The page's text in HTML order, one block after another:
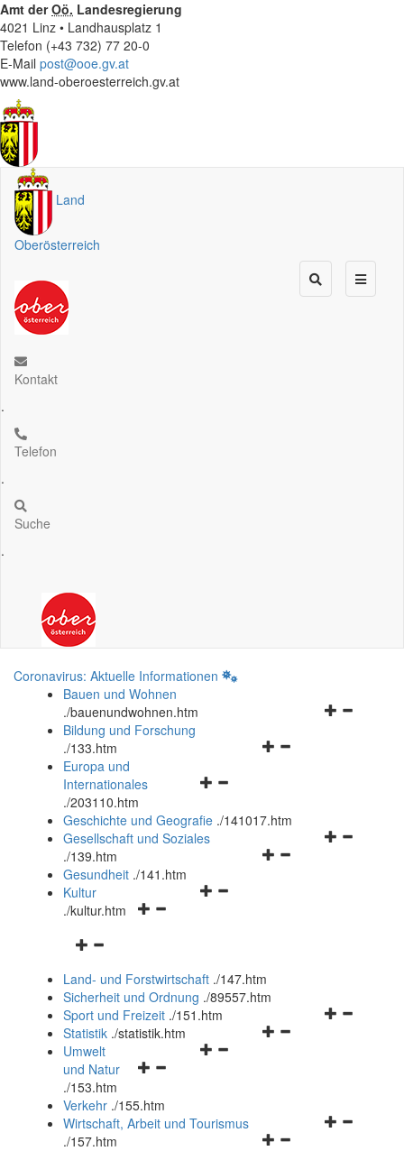
Amt derOö. Landesregierung
4021 Linz • Landhausplatz 1
Telefon (+43 732) 77 20-0
E-Mail post@ooe.gv.at
www.land-oberoesterreich.gv.at
Land
Oberösterreich
Kontakt
.
Telefon
.
Suche
.
Coronavirus: Aktuelle Informationen
Bauen und Wohnen
./bauenundwohnen.htm
Navigationsmenü
Bildung und Forschung
./133.htm
Navigationsmenü
und
schließen
Europa und
Internationales
./203110.htm
Geschichte und Geografie ./141017.htm
Navigationsmenü
Gesellschaft und Soziales
./139.htm
Navigationsmenü
Gesundheit ./141.htm
Navigationsmenü
Kultur
./kultur.htm
Navigationsmenü
und
schließen
Land- und Forstwirtschaft ./147.htm
Sicherheit und Ordnung ./89557.htm
Navigationsmenü
Sport und Freizeit ./151.htm
Navigationsmenü
Statistik ./statistik.htm
Navigationsmenü
und
schließen
Umwelt
und Natur
./153.htm
Verkehr ./155.htm
Navigationsmenü
Wirtschaft, Arbeit und Tourismus
./157.htm